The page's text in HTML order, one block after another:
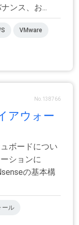
ンス、お...
VMware
No.138766
アウォー
ボードについ
ションに
の基本構
ール